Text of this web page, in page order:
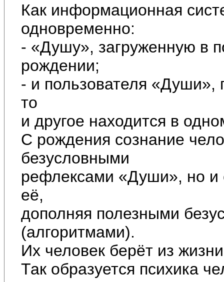
Как информационная
одновременно:
- «Душу», загруженную в
рождении;
- и пользователя «Души»,
то
и другое находится в
С рождения сознание
безусловными
рефлексами «Души», но и
её,
дополняя полезными
(алгоритмами).
Их человек берёт из
Так образуется психика